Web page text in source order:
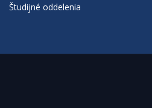
Študijné oddelenia